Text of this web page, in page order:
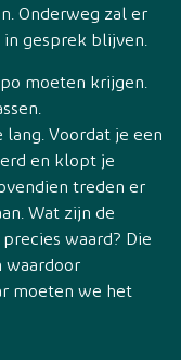
Onderweg zal er
in gesprek blijven.
moeten krijgen.
Voordat je een
en klopt je
treden er
Wat zijn de
waard? Die
waardoor
moeten we het